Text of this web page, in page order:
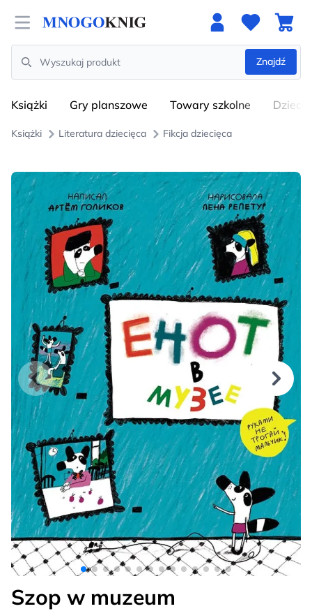
Open menu
Search
Znajdź
Książki Gry planszowe Towary szkolne
Książki Literatura dziecięca Fikcja dziecięca
Szop w muzeum